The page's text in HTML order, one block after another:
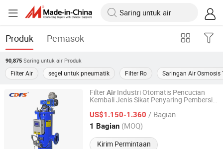
Produk Pemasok
90,875 Saring untuk air Produk
Filter Air segel untuk pneumatik Filter Ro Saringan Air Osmosis
FilterAir Industri Otomatis Pencucian
Kembali Jenis Sikat Penyaring Pembersih
Limbah/DesalinasiAirLaut
US$1.150-1.360 / Bagian
1 Bagian (MOQ)
Kirim Permintaan
Hunan Dawning Environmental Protection Equipment Co.,
Hunan, China Harga mulai 2018